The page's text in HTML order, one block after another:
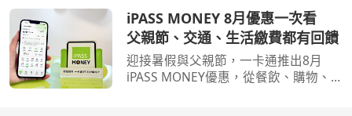
捷運推出六大城市應援，串聯捷運、商
圈及景點帶動觀光消費。台中市以《台
中通TCPASS》父親節優
iPASS MONEY 8月優惠一次看
父親節、交通、生活繳費都有回饋
迎接暑假與父親節，一卡通推出8月
iPASS MONEY優惠，從餐飲、購物、